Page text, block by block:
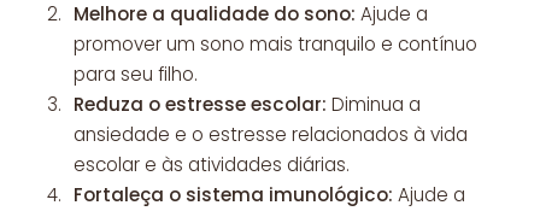
Melhore a qualidade do sono: Ajude a
promover um sono mais tranquilo e contínuo
para seu filho.
Reduza o estresse escolar: Diminua a
ansiedade e o estresse relacionados à vida
escolar e às atividades diárias.
Fortaleça o sistema imunológico: Ajude a